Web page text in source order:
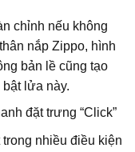
chỉnh nếu không
nắp Zippo, hình
bản lề cũng tạo
lửa này.
đặt trưng “Click”
nhiều điều kiện